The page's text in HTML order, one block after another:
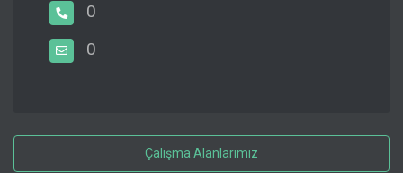
0
0
Çalışma Alanlarımız